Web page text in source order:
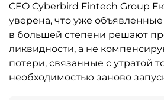
CEO Cyberbird Fintech Group
уверена, что уже
в большей степени решают
ликвидности, а не
потери, связанные с утратой
необходимостью заново